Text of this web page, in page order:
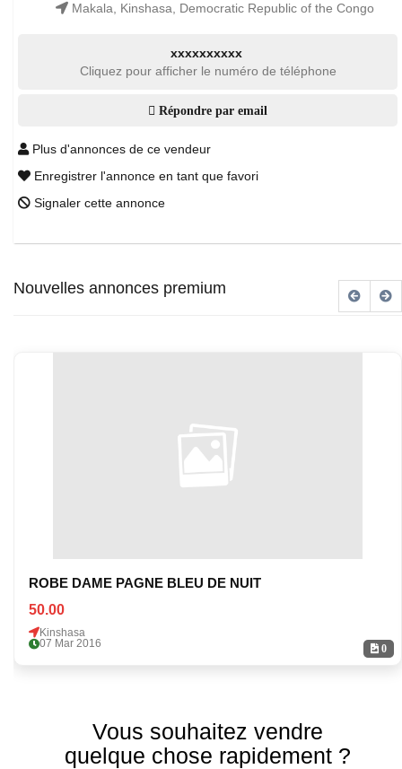
Makala, Kinshasa, Democratic Republic of the Congo
xxxxxxxxxx
Cliquez pour afficher le numéro de téléphone
Répondre par email
Plus d'annonces de ce vendeur
Enregistrer l'annonce en tant que favori
Signaler cette annonce
Nouvelles annonces premium
0
ROBE DAME PAGNE BLEU DE NUIT
50.00
Kinshasa
07 Mar 2016
Vous souhaitez vendre
quelque chose rapidement ?